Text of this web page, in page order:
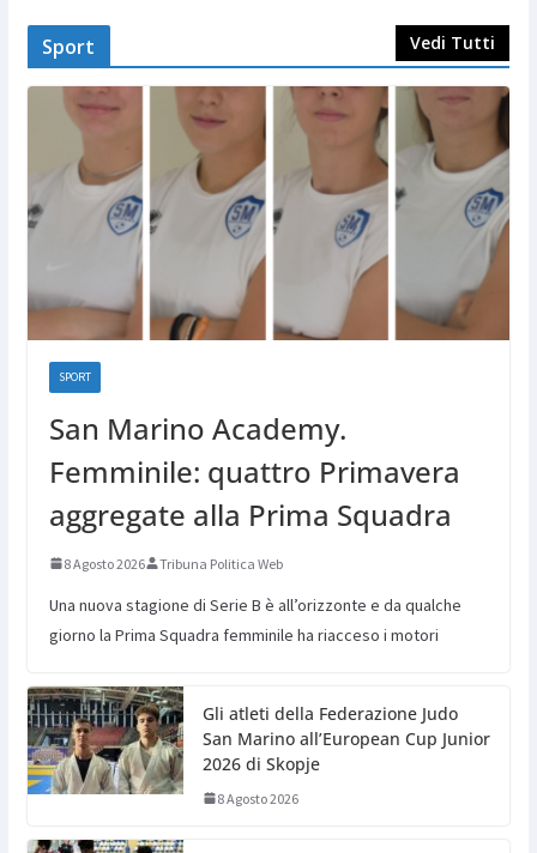
Sport Vedi Tutti
SPORT
San Marino Academy.
Femminile: quattro Primavera
aggregate alla Prima Squadra
8 Agosto 2026 Tribuna Politica Web
Una nuova stagione di Serie B è all’orizzonte e da qualche
giorno la Prima Squadra femminile ha riacceso i motori
Gli atleti della Federazione Judo
San Marino all’European Cup Junior
2026 di Skopje
8 Agosto 2026